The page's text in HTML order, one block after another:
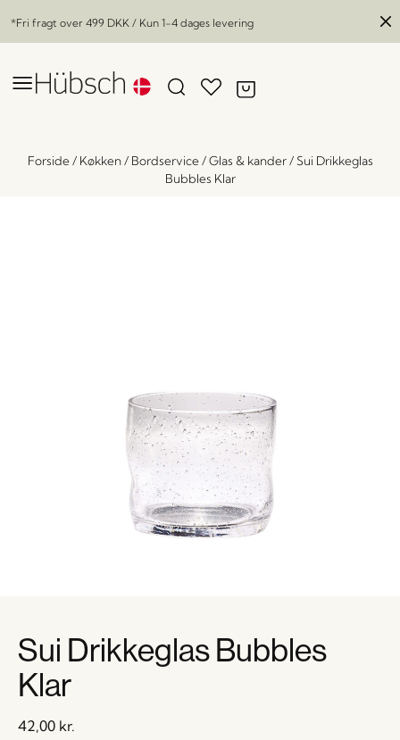
*Fri fragt over 499 DKK / Kun 1-4 dages levering
Forside/ Køkken/ Bordservice/Glas & kander/ Sui Drikkeglas
Bubbles Klar
Sui Drikkeglas Bubbles
Klar
42,00 kr.